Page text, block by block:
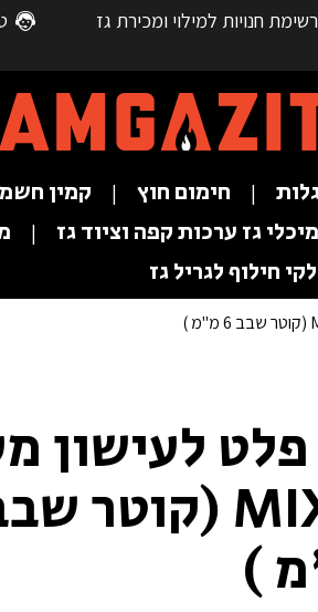
חנויות למילוי ומכירת גז
חימום חוץ קמין
מיכלי גז ערכות קפה וציוד גז
חילוף לגריל גז
לעישון
)